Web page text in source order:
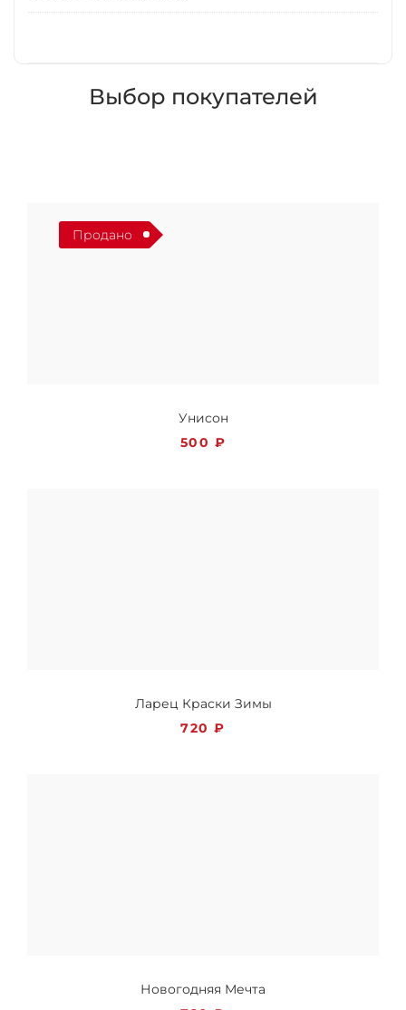
Выбор покупателей
Унисон
500 ₽
Ларец Краски Зимы
720₽
Новогодняя Мечта
Продано